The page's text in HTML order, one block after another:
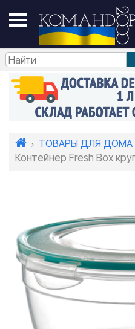
ТОВАРЫ ДЛЯ ДОМА
Контейнер Fresh Box